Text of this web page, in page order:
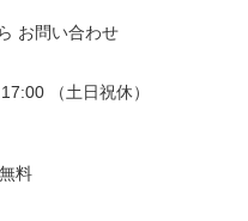
お問い合わせ
（土日祝休）
料